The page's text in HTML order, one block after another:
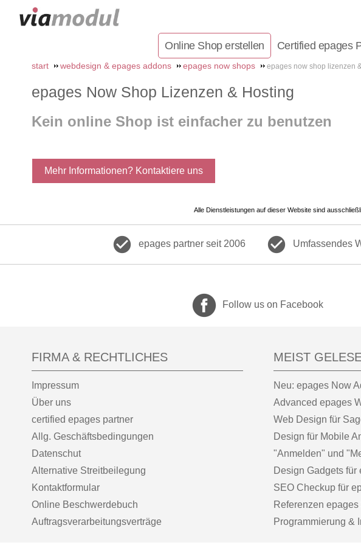
Online Shop erstellen Certified epages
start webdesign & epages addons epages now shops epages now shop lizenzen
epages Now Shop Lizenzen & Hosting
Kein online Shop ist einfacher zu benutzen
Mehr Informationen? Kontaktiere uns
Alle Dienstleistungen auf dieser Website sind
check_circle epages partner seit 2006 check_circle Umfassendes
Follow us on Facebook
FIRMA & RECHTLICHES
Impressum
Über uns
certified epages partner
Allg. Geschäftsbedingungen
Datenschut
Alternative Streitbeilegung
Kontaktformular
Online Beschwerdebuch
Auftragsverarbeitungsverträge
MEIST
Neu: epages Now
Advanced epages
Web Design für
Design für Mobile
"Anmelden" und
Design Gadgets für
SEO Checkup für
Referenzen
Programmierung &